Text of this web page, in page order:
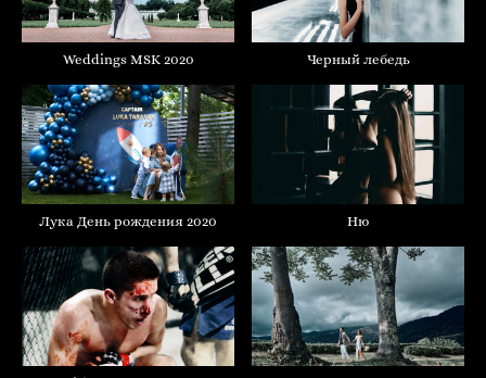
Weddings MSK 2020 Черный лебедь
Лука День рождения 2020 Ню